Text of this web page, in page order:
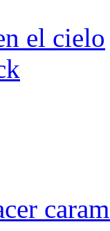
el cielo